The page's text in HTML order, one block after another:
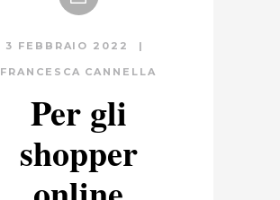
3 FEBBRAIO 2022
FRANCESCA CANNELLA
Per gli
shopper